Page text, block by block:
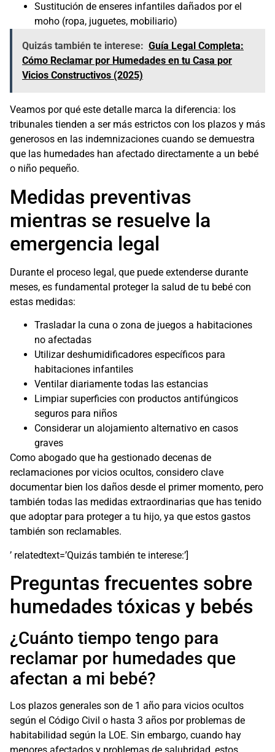
Sustitución de enseres infantiles dañados por el
moho (ropa, juguetes, mobiliario)
Quizás también te interese: Guía Legal Completa:
Cómo Reclamar por Humedades en tu Casa por
Vicios Constructivos (2025)
Veamos por qué este detalle marca la diferencia: los
tribunales tienden a ser más estrictos con los plazos y más
generosos en las indemnizaciones cuando se demuestra
que las humedades han afectado directamente a un bebé
o niño pequeño.
Medidas preventivas
mientras se resuelve la
emergencia legal
Durante el proceso legal, que puede extenderse durante
meses, es fundamental proteger la salud de tu bebé con
estas medidas:
Trasladar la cuna o zona de juegos a habitaciones
no afectadas
Utilizar deshumidificadores específicos para
habitaciones infantiles
Ventilar diariamente todas las estancias
Limpiar superficies con productos antifúngicos
seguros para niños
Considerar un alojamiento alternativo en casos
graves
Como abogado que ha gestionado decenas de
reclamaciones por vicios ocultos, considero clave
documentar bien los daños desde el primer momento, pero
también todas las medidas extraordinarias que has tenido
que adoptar para proteger a tu hijo, ya que estos gastos
también son reclamables.
’ relatedtext=’Quizás también te interese:’]
Preguntas frecuentes sobre
humedades tóxicas y bebés
¿Cuánto tiempo tengo para
reclamar por humedades que
afectan a mi bebé?
Los plazos generales son de 1 año para vicios ocultos
según el Código Civil o hasta 3 años por problemas de
habitabilidad según la LOE. Sin embargo, cuando hay